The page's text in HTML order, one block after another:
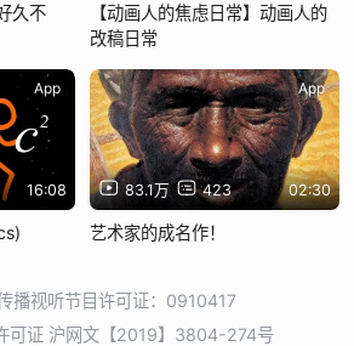
久不
【动画人的焦虑日常】动画人的
改稿日常
16:08
App
83.1万 423 02:30
App
艺术家的成名作！
播视听节目许可证：0910417
可证 沪网文【2019】3804-274号